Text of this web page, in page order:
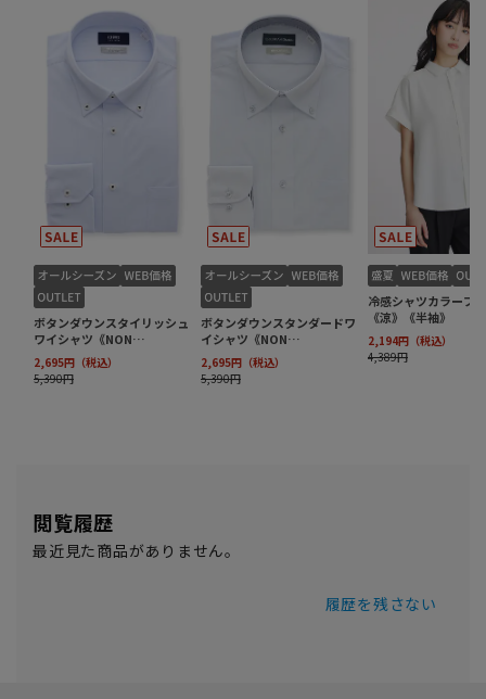
閲覧履歴
最近見た商品がありません。
履歴を残さない